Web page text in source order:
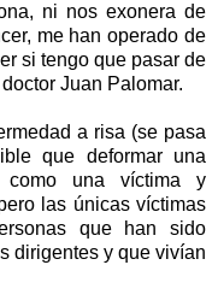
ni nos exonera de
me han operado de
si tengo que pasar de
Juan Palomar.
a risa (se pasa
que deformar una
como una víctima y
las únicas víctimas
que han sido
dirigentes y que vivían